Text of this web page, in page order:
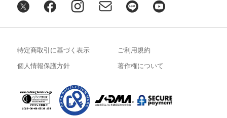
特定商取引に基づく表示 ご利用規約
個人情報保護方針 著作権について